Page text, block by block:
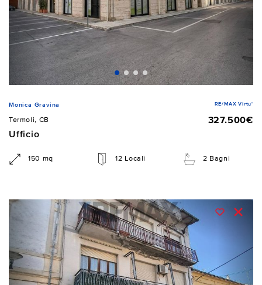
Monica Gravina RE/MAX Virtu'
Termoli, CB
327.500€
Ufficio
150 mq 12 Locali 2 Bagni